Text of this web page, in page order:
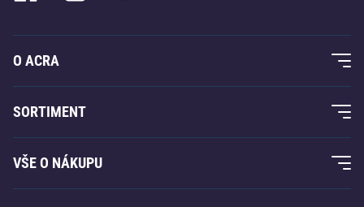
O ACRA
O nás
Acra garance
Kontakty
SORTIMENT
Fitness a posilování
Raketové sporty
VŠE O NÁKUPU